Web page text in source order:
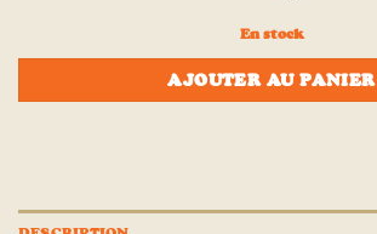
En stock
AJOUTER AU PANIER